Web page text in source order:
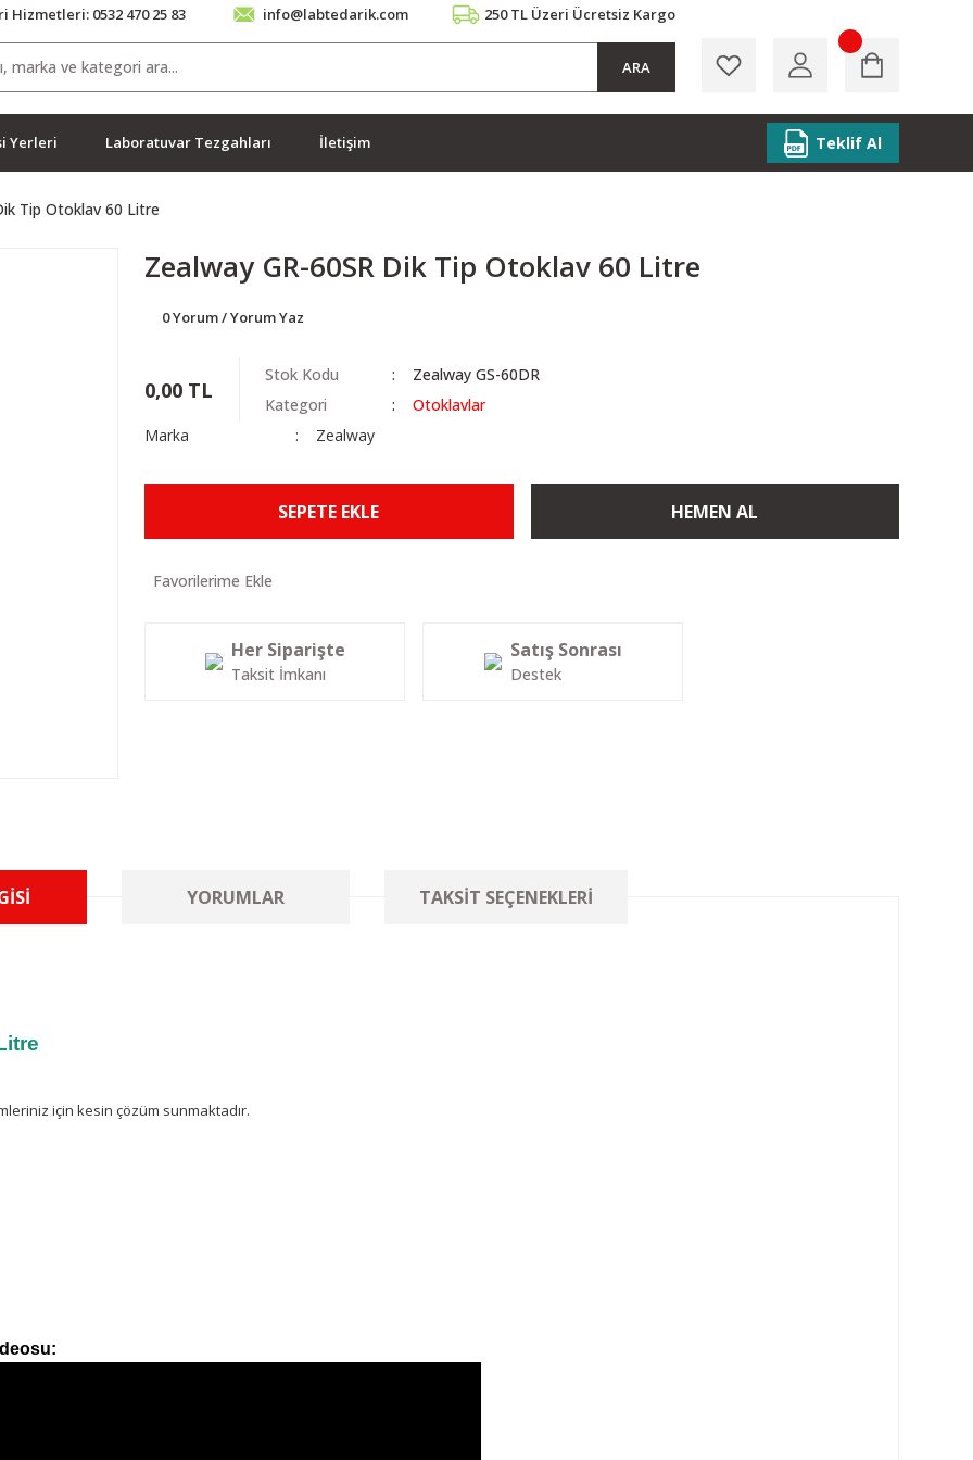
Hizmetleri: 0532 470 25 83 info@labtedarik.com 250 TL Üzeri Ücretsiz Kargo
ARA
Yerleri Laboratuvar Tezgahları İletişim Teklif Al
Tip Otoklav 60 Litre
Zealway GR-60SR Dik Tip Otoklav 60 Litre
0 Yorum / Yorum Yaz
0,00 TL
Stok Kodu
Zealway GS-60DR
Kategori
Otoklavlar
Marka
Zealway
SEPETE EKLE HEMEN AL
Her Siparişte
Taksit İmkanı
Satış Sonrası
Destek
YORUMLAR TAKSIT SEÇENEKLERI
için kesin çözüm sunmaktadır.